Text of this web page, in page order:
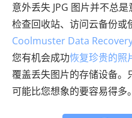
意外丢失 JPG 图片并不总
检查回收站、访问云备份或
Coolmuster Data
您有机会成功恢复珍贵的照
覆盖丢失图片的存储设备。
可能比您想象的要容易得多。